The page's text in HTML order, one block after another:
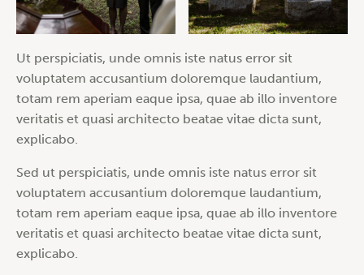
Ut perspiciatis, unde omnis iste natus error sit
voluptatem accusantium doloremque laudantium,
totam rem aperiam eaque ipsa, quae ab illo inventore
veritatis et quasi architecto beatae vitae dicta sunt,
explicabo.
Sed ut perspiciatis, unde omnis iste natus error sit
voluptatem accusantium doloremque laudantium,
totam rem aperiam eaque ipsa, quae ab illo inventore
veritatis et quasi architecto beatae vitae dicta sunt,
explicabo.